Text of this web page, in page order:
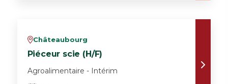
vChâteaubourg
Piéceur scie (H/F)
Agroalimentaire - Intérim